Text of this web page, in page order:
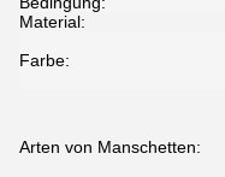
Material:
Farbe:
Arten von Manschetten: